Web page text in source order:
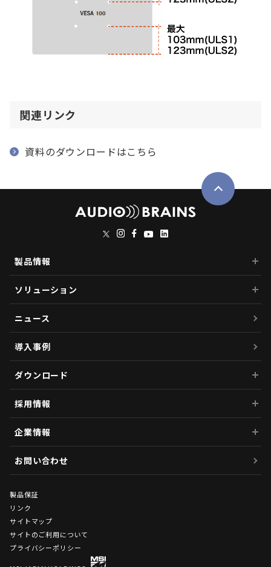
関連リンク
資料のダウンロードはこちら
製品情報
ソリューション
ニュース
導入事例
ダウンロード
採用情報
企業情報
お問い合わせ
製品保証
リンク
サイトマップ
サイトのご利用について
プライバシーポリシー